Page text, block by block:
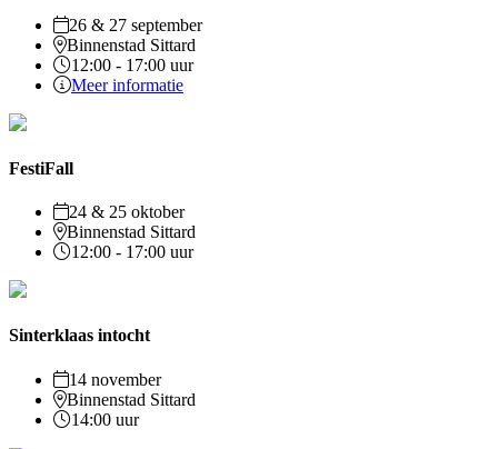
26 & 27 september
Binnenstad Sittard
12:00 - 17:00 uur
Meer informatie
FestiFall
24 & 25 oktober
Binnenstad Sittard
12:00 - 17:00 uur
Sinterklaas intocht
14 november
Binnenstad Sittard
14:00 uur